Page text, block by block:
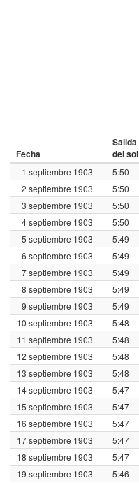
Fecha
Salida
del sol
1 septiembre 1903 5:50
2 septiembre 1903
5:50
3 septiembre 1903
5:50
4 septiembre 1903
5:50
5 septiembre 1903
5:49
6 septiembre 1903
5:49
7 septiembre 1903
5:49
8 septiembre 1903
5:49
9 septiembre 1903
5:49
10 septiembre 1903
5:48
11 septiembre 1903
5:48
12 septiembre 1903
5:48
13 septiembre 1903
5:48
14 septiembre 1903
5:47
15 septiembre 1903
5:47
16 septiembre 1903
5:47
17 septiembre 1903
5:47
18 septiembre 1903
5:47
19 septiembre 1903
5:46